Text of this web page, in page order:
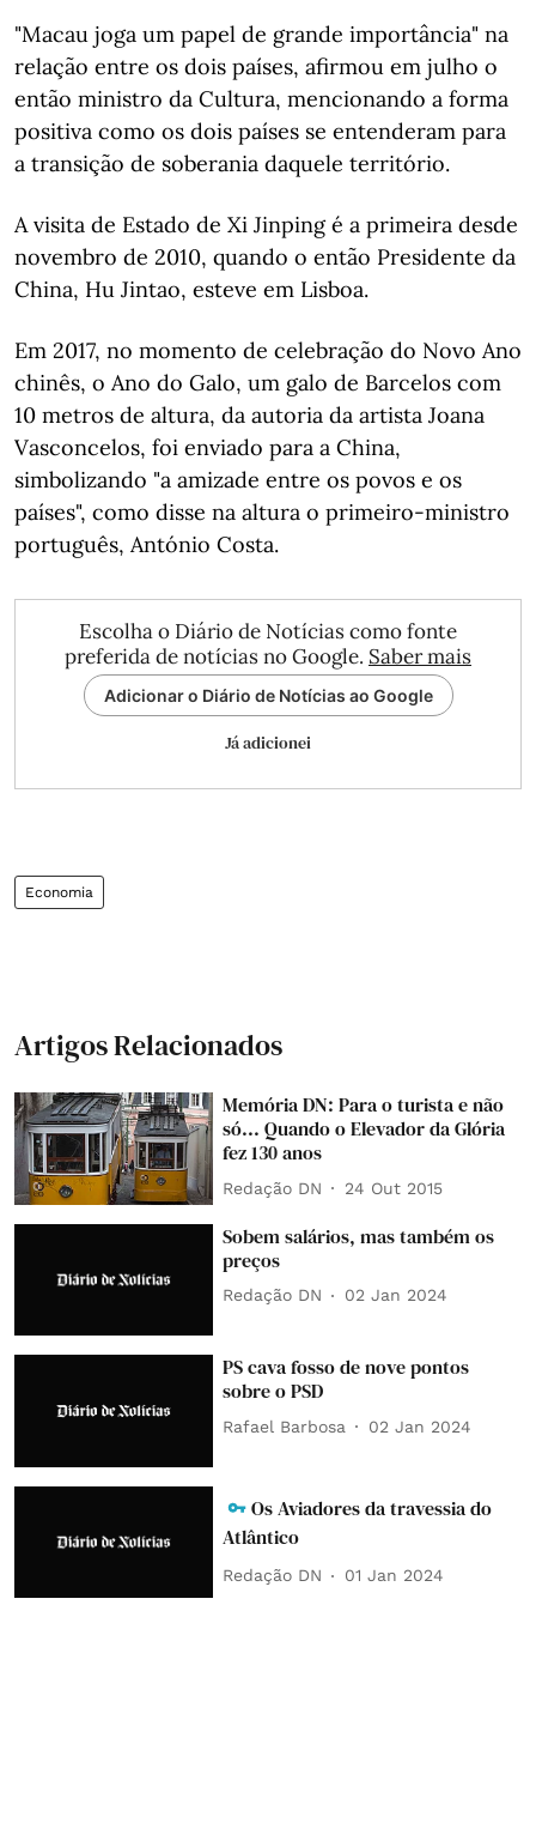
"Macau joga um papel de grande importância" na
relação entre os dois países, afirmou em julho o
então ministro da Cultura, mencionando a forma
positiva como os dois países se entenderam para
a transição de soberania daquele território.
A visita de Estado de Xi Jinping é a primeira desde
novembro de 2010, quando o então Presidente da
China, Hu Jintao, esteve em Lisboa.
Em 2017, no momento de celebração do Novo Ano
chinês, o Ano do Galo, um galo de Barcelos com
10 metros de altura, da autoria da artista Joana
Vasconcelos, foi enviado para a China,
simbolizando "a amizade entre os povos e os
países", como disse na altura o primeiro-ministro
português, António Costa.
Escolha o Diário de Notícias como fonte
preferida de notícias no Google. Saber mais
Adicionar o Diário de Notícias ao Google
Já adicionei
Economia
Artigos Relacionados
Memória DN: Para o turista e não
só... Quando o Elevador da Glória
fez 130 anos
Redação DN 24 Out 2015
Sobem salários, mas também os
preços
Redação DN 02 Jan 2024
PS cava fosso de nove pontos
sobre o PSD
Rafael Barbosa 02 Jan 2024
Os Aviadores da travessia do
Atlântico
Redação DN 01 Jan 2024